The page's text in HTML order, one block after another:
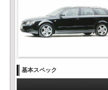
基本スペック